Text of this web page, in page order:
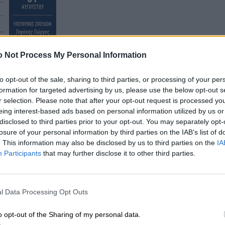
Not Process My Personal Information
opt-out of the sale, sharing to third parties, or processing of your
for targeted advertising by us, please use the below opt-out
selection. Please note that after your opt-out request is processed
interest-based ads based on personal information utilized by us
to third parties prior to your opt-out. You may separately
of your personal information by third parties on the IAB’s list of
This information may also be disclosed by us to third parties on the
Participants that may further disclose it to other third parties.
Data Processing Opt Outs
opt-out of the Sharing of my personal data.
πριν από την ταφή του η οποία πραγματοποιήθηκε,
Εύβοιας που αγαπούσε πολύ και περνούσε τα